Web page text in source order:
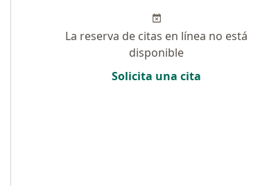
La reserva de citas en línea no está
disponible
Solicita una cita